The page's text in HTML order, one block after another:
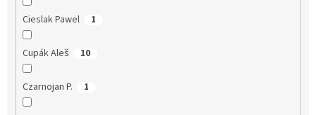
Cieslak Pawel 1
Cupák Aleš 10
Czarnojan P. 1